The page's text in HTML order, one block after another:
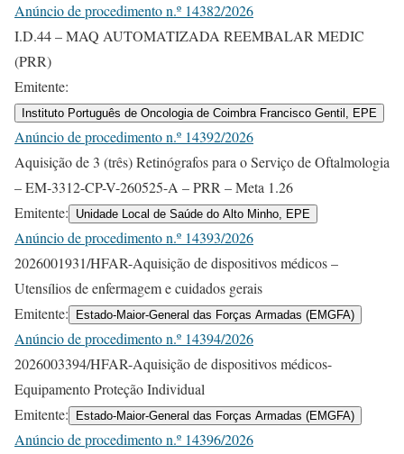
Anúncio de procedimento n.º 14382/2026
I.D.44 – MAQ AUTOMATIZADA REEMBALAR MEDIC
(PRR)
Emitente:
Instituto Português de Oncologia de Coimbra Francisco Gentil, EPE
Anúncio de procedimento n.º 14392/2026
Aquisição de 3 (três) Retinógrafos para o Serviço de Oftalmologia
– EM-3312-CP-V-260525-A – PRR – Meta 1.26
Emitente:
Unidade Local de Saúde do Alto Minho, EPE
Anúncio de procedimento n.º 14393/2026
2026001931/HFAR-Aquisição de dispositivos médicos –
Utensílios de enfermagem e cuidados gerais
Emitente:
Estado-Maior-General das Forças Armadas (EMGFA)
Anúncio de procedimento n.º 14394/2026
2026003394/HFAR-Aquisição de dispositivos médicos-
Equipamento Proteção Individual
Emitente:
Estado-Maior-General das Forças Armadas (EMGFA)
Anúncio de procedimento n.º 14396/2026